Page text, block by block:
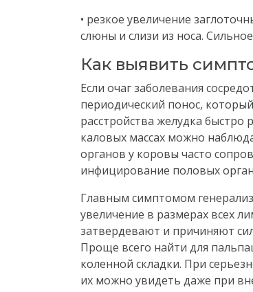
• резкое увеличение
слюны и слизи из носа.
Как выявить
Если очаг заболевания
периодический понос,
расстройства желудка быстро
каловых массах можно
органов у коровы часто
инфицирование половых
Главным симптомом
увеличение в размерах всех
затвердевают и причиняют
Проще всего найти для
коленной складки. При
их можно увидеть даже при